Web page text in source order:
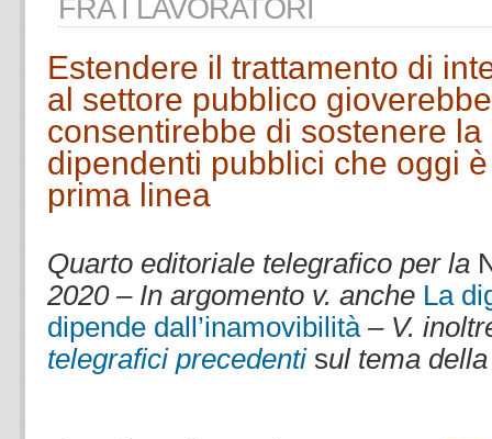
FRA I LAVORATORI
Estendere il trattamento di
al settore pubblico
consentirebbe di sostenere
dipendenti pubblici che oggi
prima linea
Quarto editoriale telegrafico per la
2020 – In argomento v. anche La
dipende dall’inamovibilità – V.
telegrafici precedentisul tema